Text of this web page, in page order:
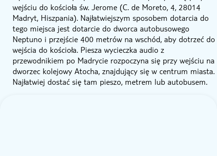
wejściu do kościoła św. Jerome (C. de Moreto, 4, 28014
Madryt, Hiszpania). Najłatwiejszym sposobem dotarcia do
tego miejsca jest dotarcie do dworca autobusowego
Neptuno i przejście 400 metrów na wschód, aby dotrzeć do
wejścia do kościoła. Piesza wycieczka audio z
przewodnikiem po Madrycie rozpoczyna się przy wejściu na
dworzec kolejowy Atocha, znajdujący się w centrum miasta.
Najłatwiej dostać się tam pieszo, metrem lub autobusem.